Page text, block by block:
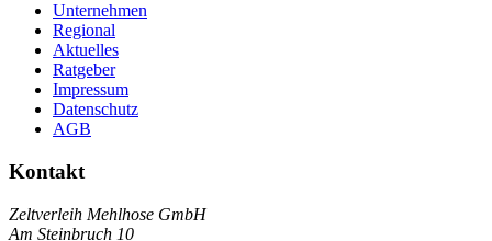
Unternehmen
Regional
Aktuelles
Ratgeber
Impressum
Datenschutz
AGB
Kontakt
Zeltverleih Mehlhose GmbH
Am Steinbruch 10